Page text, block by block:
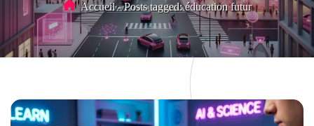
Accueil - Posts tagged: éducation futur